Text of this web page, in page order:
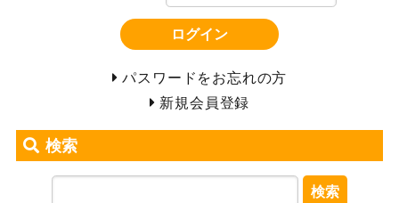
ログイン
パスワードをお忘れの方
新規会員登録
検索
検索